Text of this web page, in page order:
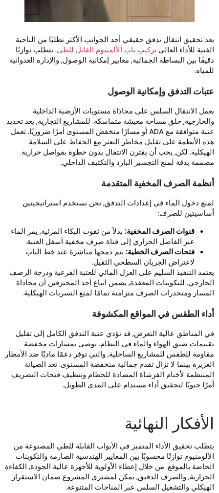
تحقيق انتقال تدفق حقيقي أحد الجوانب الأكثر تطلبًا من الناحية
للأداء العاليتركيب باب الألمنيوم القابل للطي. يتطلب توازنًا
بين البساطة الجمالية, معايير إمكانية الوصول, والإدارة العدوانية
التدفق وإمكانية الوصول
الانتقال السلس على محاذاة مستويات الأرضية الداخلية
خلق مساحة معيشة متماسكة. للمشاريع التجارية, يعد تحديد
عتبة متوافقة مع ADA أو مسارًا منخفض المستوى أمرًا ضروريًا. تعمل
الأنظمة على تقليل مخاطر التعثر مع الحفاظ على السلامة
لكن, يجب أن يقترن الانتقال بدون خطوة بفواصل حرارية
بدقة لمنع التجسير البارد والتكثيف الداخلي.
الصرف المخفية المتقدمة
دخول الماء في إعدادات التدفق, نحن نستخدم استراتيجيتين
للصرف:
قنوات الصرف المخفية:بدلاً من ثقوب البكاء المرئية, يمر الماء
عبر الفاصل الحراري إلى قناة صرف مخفية أسفل العتبة.
فتحات الصرف الخطية:يتم دمجها مباشرة عند خط الباب
لاعتراض الجريان السطحي الثقيل.
التنفيذ السليم على العزل المائي للعتبة الفرعية ودرجة الرصف
للتكوينات المعقدة, يضمن اتباع أحد المحترفين أن محاذاة
ومنحدرات الصرف متزامنة تمامًا لمنع التسربات الهيكلية.
الطقس في المواقع المكشوفة
المناطق عالية التعرض, قد تؤدي عتبة التدفق الكامل إلى تقليل
ضيق الهواء والماء في النظام. نوصي بمسارات مخفضة
للطقس للمشاريع الساحلية, والتي توفر دعمًا ماديًا ضد الأمطار
بينما لا تزال تقدم جمالية منخفضة المستوى. تعد الصيانة
لأختام الفرشاة المضادة للحطام وتنظيف فتحات التصريف
حيويًا لتحقيق أداء مستدام على المدى الطويل.
النهائية
تحقيق الأداء المتميز في الأبواب القابلة للطي المصنوعة من
توازنًا محسوبًا بين المعايير الهندسية الصارمة والتكوينات
بالموقع. من خلال إعطاء الأولوية للأجهزة عالية الجودة, الكفاءة
والصرف الدقيق, يمكن لمشتري المشروع ضمان الاستقرار
والتشغيل السلس عبر المناخات المتنوعة.